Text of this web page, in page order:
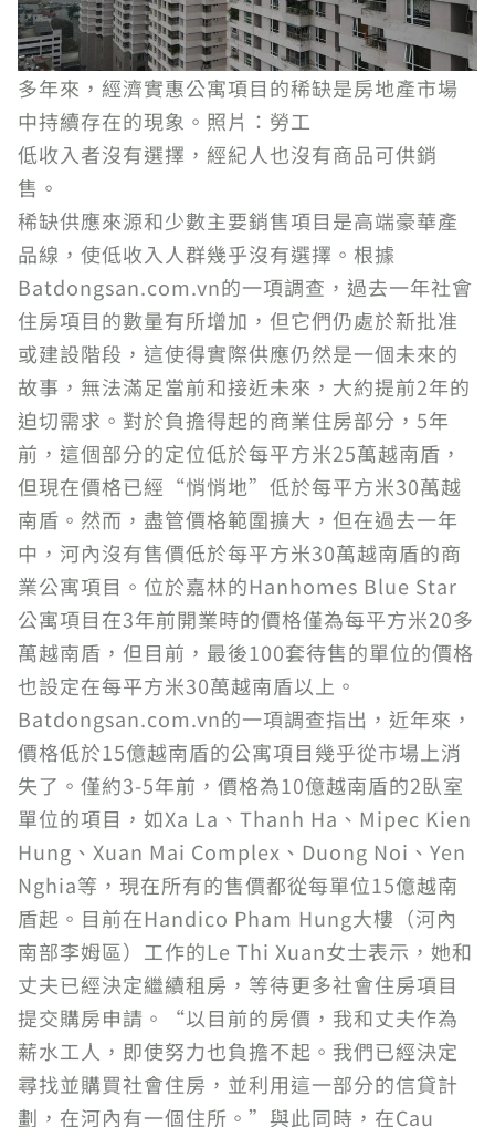
多年來，經濟實惠公寓項目的稀缺是房地產市場
中持續存在的現象。照片：勞工
低收入者沒有選擇，經紀人也沒有商品可供銷
售。
稀缺供應來源和少數主要銷售項目是高端豪華產
品線，使低收入人群幾乎沒有選擇。根據
Batdongsan.com.vn的一項調查，過去一年社會
住房項目的數量有所增加，但它們仍處於新批准
或建設階段，這使得實際供應仍然是一個未來的
故事，無法滿足當前和接近未來，大約提前2年的
迫切需求。對於負擔得起的商業住房部分，5年
前，這個部分的定位低於每平方米25萬越南盾，
但現在價格已經“悄悄地”低於每平方米30萬越
南盾。然而，盡管價格範圍擴大，但在過去一年
中，河內沒有售價低於每平方米30萬越南盾的商
業公寓項目。位於嘉林的Hanhomes Blue Star
公寓項目在3年前開業時的價格僅為每平方米20多
萬越南盾，但目前，最後100套待售的單位的價格
也設定在每平方米30萬越南盾以上。
Batdongsan.com.vn的一項調查指出，近年來，
價格低於15億越南盾的公寓項目幾乎從市場上消
失了。僅約3-5年前，價格為10億越南盾的2臥室
單位的項目，如Xa La、Thanh Ha、Mipec Kien
Hung、Xuan Mai Complex、Duong Noi、Yen
Nghia等，現在所有的售價都從每單位15億越南
盾起。目前在Handico Pham Hung大樓（河內
南部李姆區）工作的Le Thi Xuan女士表示，她和
丈夫已經決定繼續租房，等待更多社會住房項目
提交購房申請。“以目前的房價，我和丈夫作為
薪水工人，即使努力也負擔不起。我們已經決定
尋找並購買社會住房，並利用這一部分的信貸計
劃，在河內有一個住所。”與此同時，在Cau